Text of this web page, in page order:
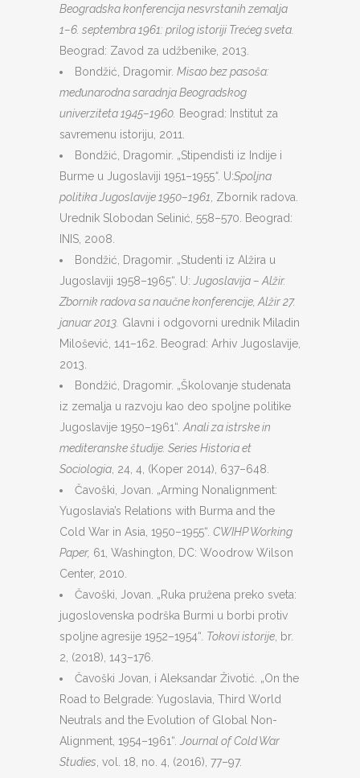
Beogradska konferencija nesvrstanih zemalja
1–6. septembra 1961: prilog istoriji Trećeg sveta.
Beograd: Zavod za udžbenike, 2013.
Bondžić, Dragomir. Misao bez pasoša:
međunarodna saradnja Beogradskog
univerziteta 1945–1960. Beograd: Institut za
savremenu istoriju, 2011.
Bondžić, Dragomir. „Stipendisti iz Indije i
Burme u Jugoslaviji 1951–1955“. U:Spoljna
politika Jugoslavije 1950–1961 , Zbornik radova.
Urednik Slobodan Selinić, 558–570. Beograd:
INIS, 2008.
Bondžić, Dragomir. „Studenti iz Alžira u
Jugoslaviji 1958–1965“. U: Jugoslavija – Alžir.
Zbornik radova sa naučne konferencije, Alžir 27.
januar 2013. Glavni i odgovorni urednik Miladin
Milošević, 141–162. Beograd: Arhiv Jugoslavije,
2013.
Bondžić, Dragomir. „Školovanje studenata
iz zemalja u razvoju kao deo spoljne politike
Jugoslavije 1950–1961“. Anali za istrske in
mediteranske študije. Series Historia et
Sociologia , 24, 4, (Koper 2014), 637–648.
Čavoški, Jovan. „Arming Nonalignment:
Yugoslavia’s Relations with Burma and the
Cold War in Asia, 1950–1955“. CWIHP Working
Paper, 61, Washington, DC: Woodrow Wilson
Center, 2010.
Čavoški, Jovan. „Ruka pružena preko sveta:
jugoslovenska podrška Burmi u borbi protiv
spoljne agresije 1952–1954“. Tokovi istorije , br.
2, (2018), 143–176.
Čavoški Jovan, i Aleksandar Životić. „On the
Road to Belgrade: Yugoslavia, Third World
Neutrals and the Evolution of Global Non-
Alignment, 1954–1961“.
Journal of Cold War
Studies , vol. 18, no. 4, (2016), 77–97.